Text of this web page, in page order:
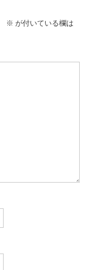
※ が付いている欄は